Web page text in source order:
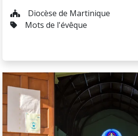
Diocèse de Martinique
Mots de l'évêque